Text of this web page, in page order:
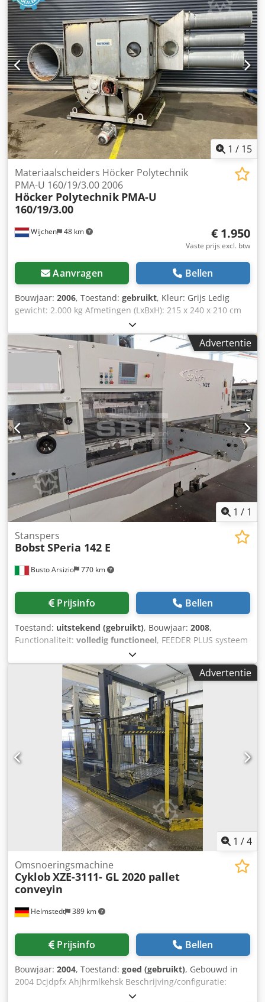
1 / 15
Wijchen 48 km
Materiaalscheiders Höcker Polytechnik
PMA-U 160/19/3.00 2006
Höcker Polytechnik PMA-U
160/19/3.00
€ 1.950
Vaste prijs excl. btw
Aanvragen Bellen
Bouwjaar: 2006, Toestand: gebruikt, Kleur: Grijs Ledig
gewicht: 2.000 kg Afmetingen (LxBxH): 215 x 240 x 210 cm
Dsdpfxozry N Te Ahhock - Bouwjaar: 2006 - Documentatie
aanwezig: Nee - CE certificaat aanwezig: Nee -
Transportafmetingen: 2150mm x 2400mm x 2100mm (l x b
x h) - Transportgewicht [kg]: 2000kg - Transportcolli [st.]: 1
Financiële informatie BTW: De getoonde prijs is exclusief
BTW BTW/marge: BTW verrekenbaar voor ondernemers
Levering en inruil altijd mogelijk van alles in de industriële
sectoren Yorick Diebels
Advertentie
1 / 1
Busto Arsizio 770 km
Stanspers
BobstSPeria 142 E
Prijsinfo Bellen
Toestand: uitstekend (gebruikt), Bouwjaar: 2008,
Functionaliteit: volledig functioneel, FEEDER PLUS systeem
Verstelbaar klemteam aan de bedieningszijde met
Centerline-referenties, inclusief controle op aanwezigheid
van vellen Duwteam aan de tegenoverliggende zijde van
de operator Dubbellaagsdetector Centrering en sluiting
van de stansinstallatie Afvalafvoerstatie met
snelwisselsysteem voor gereedschappen Dedpfx Ahjy D Ht
Sehjck Uitvoer voor hoge stapels Bobst CUBE II Verhoogd
met 35 cm Bladenvoorbereidingsframe buiten de machine
Max. formaat: 102x142 cm Min. formaat: 50x70 cm Min
gewicht papier: 80 g/m² Max. gewicht karton: 2.000 g Max.
golfkartondikte: 4 mm Max. snelheid: 7.000 vellen/uur Max.
druk: 600 ton Beschikbaar september/oktober 2026
Advertentie
1 /4
Helmstedt 389 km
Omsnoeringsmachine
CyklobXZE-3111- GL 2020 pallet
conveyin
Prijsinfo Bellen
Bouwjaar: 2004, Toestand: goed (gebruikt), Gebouwd in
2004 Dcjdpfx Ahjhrmlkehsk Beschrijving/configuratie:
Complete lijn voor het automatisch omsnoeren van pallets,